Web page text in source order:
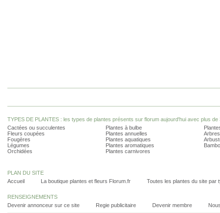
TYPES DE PLANTES : les types de plantes présents sur florum aujourd'hui avec plus de
Cactées ou succulentes
Fleurs coupées
Fougères
Légumes
Orchidées
Plantes à bulbe
Plantes annuelles
Plantes aquatiques
Plantes aromatiques
Plantes carnivores
PLAN DU SITE
Accueil
La boutique plantes et fleurs Florum.fr Toutes les plantes du site par
RENSEIGNEMENTS
Devenir annonceur sur ce site
Regie publicitaire Devenir membre